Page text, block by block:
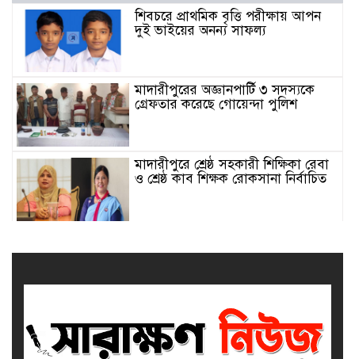
শিবচরে প্রাথমিক বৃত্তি পরীক্ষায় আপন
দুই ভাইয়ের অনন্য সাফল্য
মাদারীপুরের অজ্ঞানপার্টি ৩ সদস্যকে
গ্রেফতার করেছে গোয়েন্দা পুলিশ
মাদারীপুরে শ্রেষ্ঠ সহকারী শিক্ষিকা রেবা
ও শ্রেষ্ঠ কাব শিক্ষক রোকসানা নির্বাচিত
শিবচরের সেলিনা
মাদারীপুর জেলার শ্রেষ্ঠ প্রধান শিক্ষক
নির্বাচিত হলেন শিবচরের ইদ্রিশ আলী